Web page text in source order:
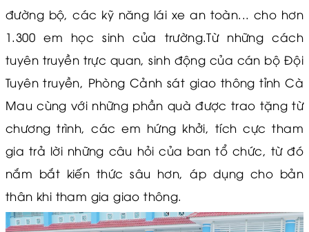
đường bộ, các kỹ năng lái xe an toàn... cho hơn
1.300 em học sinh của trường.Từ những cách
tuyên truyền trực quan, sinh động của cán bộ Đội
Tuyên truyền, Phòng Cảnh sát giao thông tỉnh Cà
Mau cùng với những phần quà được trao tặng từ
chương trình, các em hứng khởi, tích cực tham
gia trả lời những câu hỏi của ban tổ chức, từ đó
nắm bắt kiến thức sâu hơn, áp dụng cho bản
thân khi tham gia giao thông.